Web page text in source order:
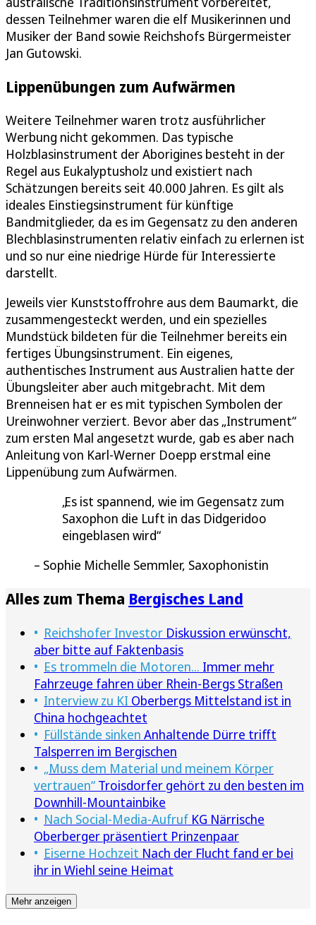
dessen Teilnehmer waren die elf Musikerinnen und
Musiker der Band sowie Reichshofs Bürgermeister
Jan Gutowski.
Lippenübungen zum Aufwärmen
Weitere Teilnehmer waren trotz ausführlicher
Werbung nicht gekommen. Das typische
Holzblasinstrument der Aborigines besteht in der
Regel aus Eukalyptusholz und existiert nach
Schätzungen bereits seit 40.000 Jahren. Es gilt als
ideales Einstiegsinstrument für künftige
Bandmitglieder, da es im Gegensatz zu den anderen
Blechblasinstrumenten relativ einfach zu erlernen ist
und so nur eine niedrige Hürde für Interessierte
darstellt.
Jeweils vier Kunststoffrohre aus dem Baumarkt, die
zusammengesteckt werden, und ein spezielles
Mundstück bildeten für die Teilnehmer bereits ein
fertiges Übungsinstrument. Ein eigenes,
authentisches Instrument aus Australien hatte der
Übungsleiter aber auch mitgebracht. Mit dem
Brenneisen hat er es mit typischen Symbolen der
Ureinwohner verziert. Bevor aber das „Instrument“
zum ersten Mal angesetzt wurde, gab es aber nach
Anleitung von Karl-Werner Doepp erstmal eine
Lippenübung zum Aufwärmen.
Es ist spannend, wie im Gegensatz zum
Saxophon die Luft in das Didgeridoo
eingeblasen wird
Sophie Michelle Semmler, Saxophonistin
Alles zum Thema Bergisches Land
Reichshofer Investor Diskussion erwünscht,
aber bitte auf Faktenbasis
Es trommeln die Motoren... Immer mehr
Fahrzeuge fahren über Rhein-Bergs Straßen
Interview zu KI Oberbergs Mittelstand ist in
China hochgeachtet
Füllstände sinken Anhaltende Dürre trifft
Talsperren im Bergischen
„Muss dem Material und meinem Körper
vertrauen“ Troisdorfer gehört zu den besten im
Downhill-Mountainbike
Nach Social-Media-Aufruf KG Närrische
Oberberger präsentiert Prinzenpaar
Eiserne Hochzeit Nach der Flucht fand er bei
ihr in Wiehl seine Heimat
Mehr anzeigen